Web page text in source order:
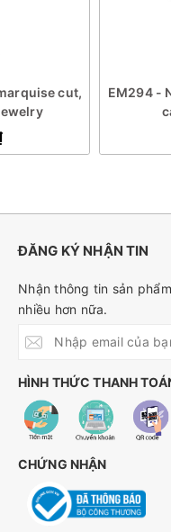
cut,
EM294 -
ĐĂNG KÝ NHẬN TIN
Nhận thông tin sản
nhiều hơn nữa.
HÌNH THỨC THANH
CHỨNG NHẬN